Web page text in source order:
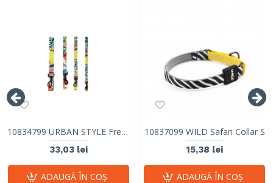
10834799 URBAN STYLE Freestyle Leash M
33,03 lei
ADAUGĂ ÎN COŞ
10837099 WILD Safari Collar S
15,38 lei
ADAUGĂ ÎN COŞ